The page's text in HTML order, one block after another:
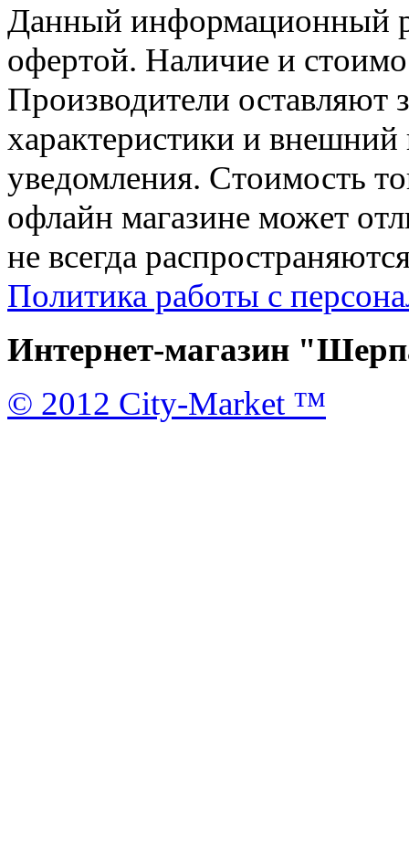
Данный информационный
офертой. Наличие и
Производители оставляют
характеристики и внешний
уведомления. Стоимость
офлайн магазине может
не всегда
Политика работы с
Интернет-магазин
© 2012 City-Market ™